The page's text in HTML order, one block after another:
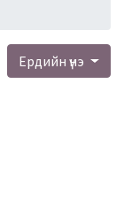
Ердийн үнэ